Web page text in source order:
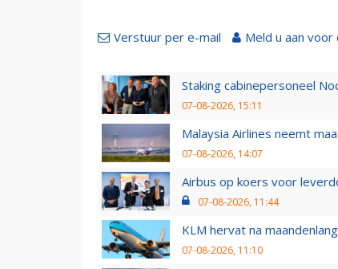
Verstuur per e-mail Meld u aan
Staking cabinepersoneel
07-08-2026, 15:11
Malaysia Airlines neemt
07-08-2026, 14:07
Airbus op koers voor
07-08-2026, 11:44
KLM hervat na
07-08-2026, 11:10